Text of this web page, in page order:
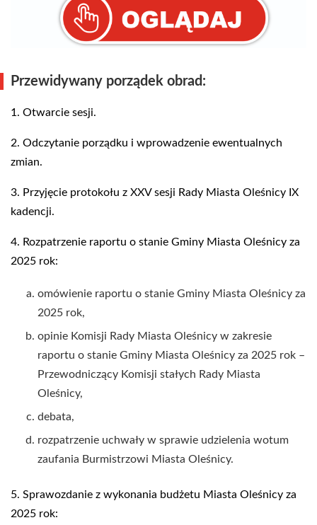
Przewidywany porządek obrad:
1. Otwarcie sesji.
2. Odczytanie porządku i wprowadzenie ewentualnych
zmian.
3. Przyjęcie protokołu z XXV sesji Rady Miasta Oleśnicy IX
kadencji.
4. Rozpatrzenie raportu o stanie Gminy Miasta Oleśnicy za
2025 rok:
omówienie raportu o stanie Gminy Miasta Oleśnicy za
2025 rok,
opinie Komisji Rady Miasta Oleśnicy w zakresie
raportu o stanie Gminy Miasta Oleśnicy za 2025 rok –
Przewodniczący Komisji stałych Rady Miasta
Oleśnicy,
debata,
rozpatrzenie uchwały w sprawie udzielenia wotum
zaufania Burmistrzowi Miasta Oleśnicy.
5. Sprawozdanie z wykonania budżetu Miasta Oleśnicy za
2025 rok: